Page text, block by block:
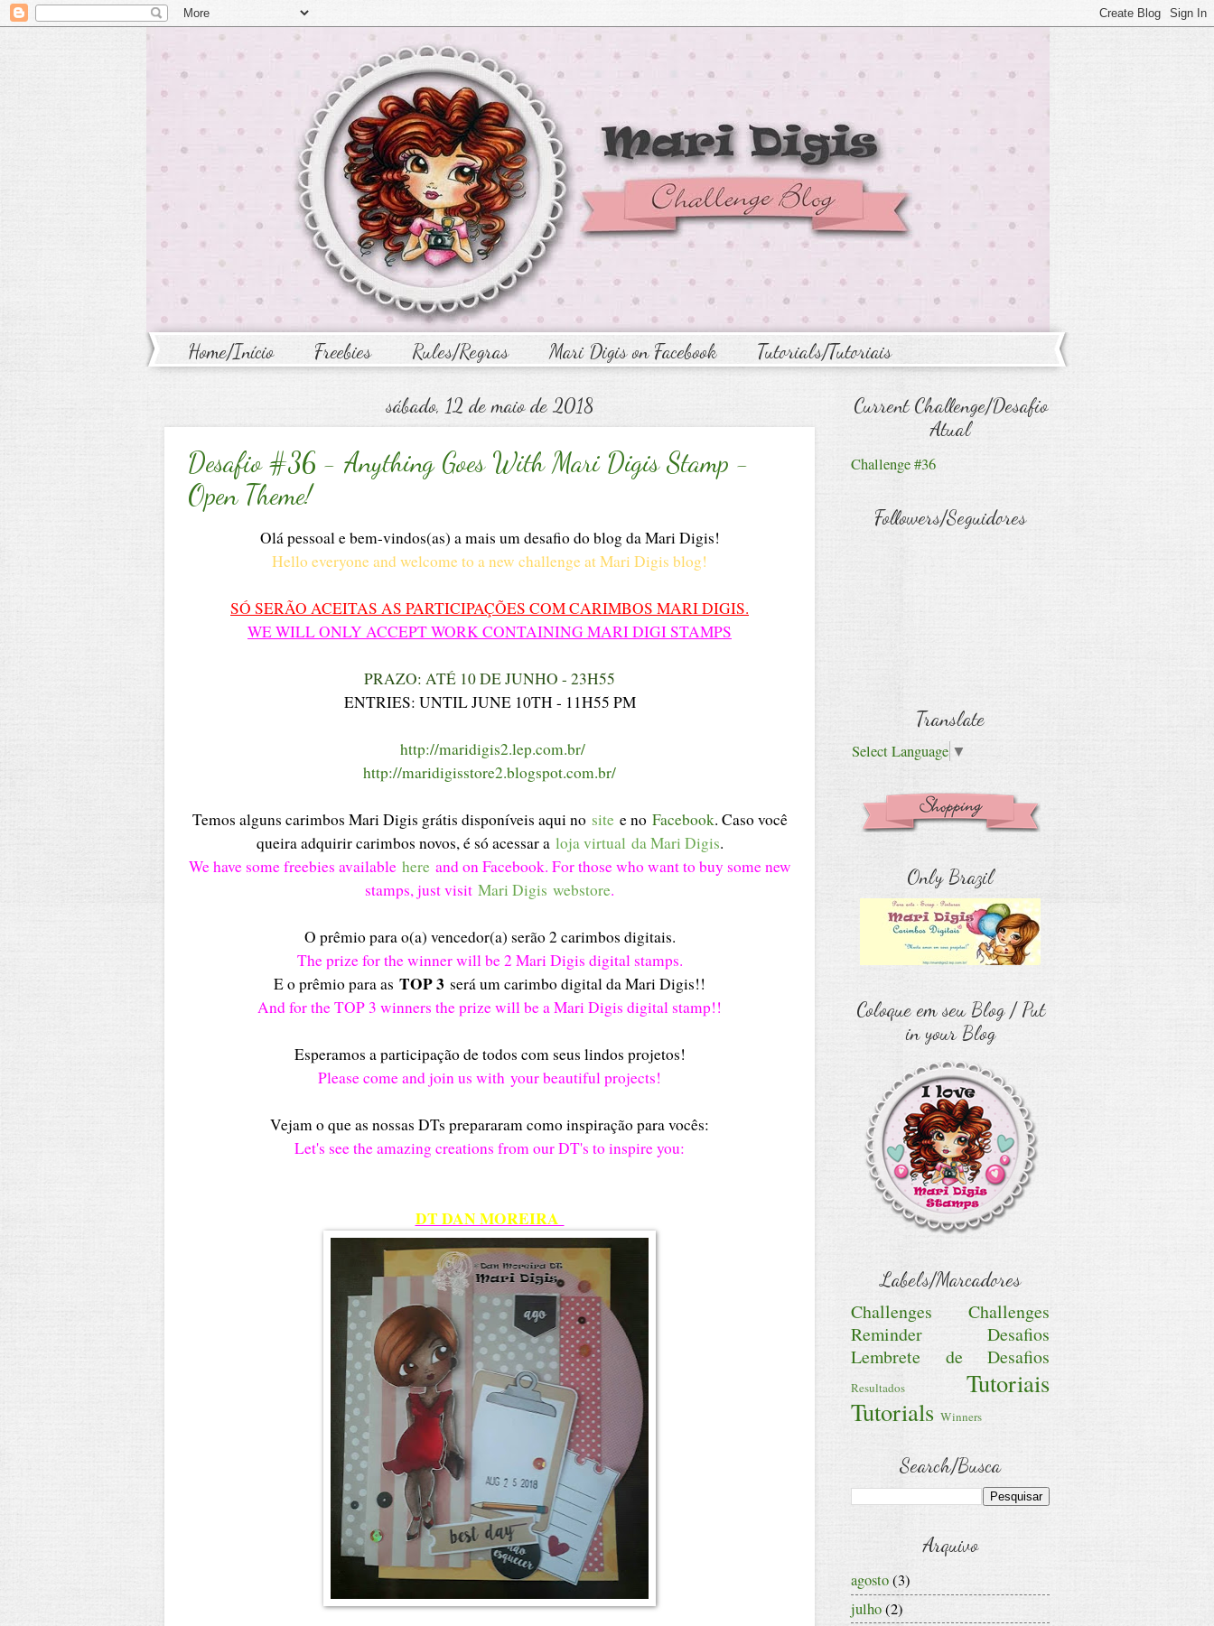
Home/Início Freebies Rules/Regras Mari Digis on Facebook Tutorials/Tutoriais
sábado, 12 de maio de 2018
Desafio #36 - Anything Goes With Mari Digis Stamp -
Open Theme!
Olá pessoal e bem-vindos(as) a mais um desafio do blog da Mari Digis!
Hello everyone and welcome to a new challenge at Mari Digis blog!
SÓ SERÃO ACEITAS AS PARTICIPAÇÕES COM CARIMBOS MARI DIGIS.
WE WILL ONLY ACCEPT WORK CONTAINING MARI DIGI STAMPS⁠⁠⁠⁠
PRAZO: ATÉ 10 DE JUNHO - 23H55
ENTRIES: UNTIL JUNE 10TH - 11H55 PM
http://maridigis2.lep.com.br/
http://maridigisstore2.blogspot.com.br/
Temos alguns carimbos Mari Digis grátis disponíveis aqui no sitee no Facebook. Caso você
queira adquirir carimbos novos, é só acessar a loja virtual da Mari Digis.
We have some freebies available hereand on Facebook. For those who want to buy some new
stamps, just visit Mari Digis webstore.
O prêmio para o(a) vencedor(a) serão 2 carimbos digitais.
The prize for the winner will be 2 Mari Digis digital stamps.
E o prêmio para as TOP 3 será um carimbo digital da Mari Digis!!
And for the TOP 3 winners the prize will be a Mari Digis digital stamp!!
Esperamos a participação de todos com seus lindos projetos!
Please come and join us with your beautiful projects!
Vejam o que as nossas DTs prepararam como inspiração para vocês:
Let's see the amazing creations from our DT's to inspire you:
DT DAN MOREIRA
Current Challenge/Desafio
Atual
Challenge #36
Followers/Seguidores
Translate
Select Language ▼
Only Brazil
Coloque em seu Blog / Put
in your Blog
Labels/Marcadores
Challenges
Challenges
Reminder
Desafios
Lembrete de Desafios
Resultados
Tutoriais
Tutorials Winners
Search/Busca
Arquivo
agosto(3)
julho(2)